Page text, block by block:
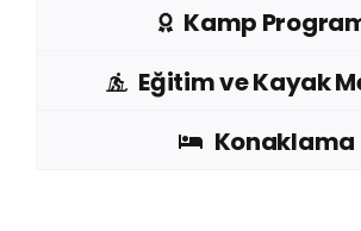
Kamp
Eğitim ve Kayak
Konaklama